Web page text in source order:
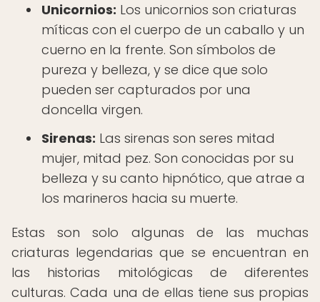
Unicornios: Los unicornios son criaturas
míticas con el cuerpo de un caballo y un
cuerno en la frente. Son símbolos de
pureza y belleza, y se dice que solo
pueden ser capturados por una
doncella virgen.
Sirenas: Las sirenas son seres mitad
mujer, mitad pez. Son conocidas por su
belleza y su canto hipnótico, que atrae a
los marineros hacia su muerte.
Estas son solo algunas de las muchas
criaturas legendarias que se encuentran en
las historias mitológicas de diferentes
culturas. Cada una de ellas tiene sus propias